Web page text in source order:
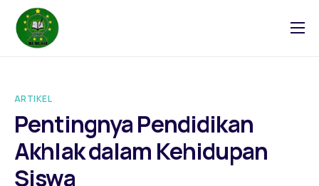
Tentang
Kontak
ARTIKEL
Pentingnya Pendidikan
Akhlak dalam Kehidupan
Siswa